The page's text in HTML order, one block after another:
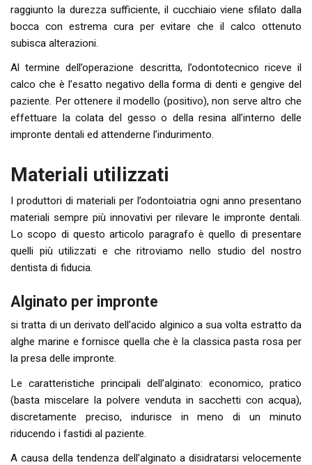
raggiunto la durezza sufficiente, il cucchiaio viene sfilato dalla
bocca con estrema cura per evitare che il calco ottenuto
subisca alterazioni.
Al termine dell’operazione descritta, l’odontotecnico riceve il
calco che è l’esatto negativo della forma di denti e gengive del
paziente. Per ottenere il modello (positivo), non serve altro che
effettuare la colata del gesso o della resina all’interno delle
impronte dentali ed attenderne l’indurimento.
Materiali utilizzati
I produttori di materiali per l’odontoiatria ogni anno presentano
materiali sempre più innovativi per rilevare le impronte dentali.
Lo scopo di questo articolo paragrafo è quello di presentare
quelli più utilizzati e che ritroviamo nello studio del nostro
dentista di fiducia.
Alginato per impronte
si tratta di un derivato dell’acido alginico a sua volta estratto da
alghe marine e fornisce quella che è la classica pasta rosa per
la presa delle impronte.
Le caratteristiche principali dell’alginato: economico, pratico
(basta miscelare la polvere venduta in sacchetti con acqua),
discretamente preciso, indurisce in meno di un minuto
riducendo i fastidi al paziente.
A causa della tendenza dell’alginato a disidratarsi velocemente